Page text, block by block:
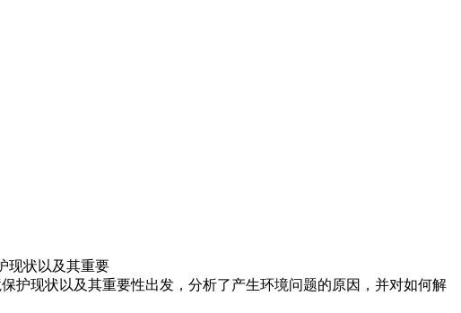
现状以及其重要
护现状以及其重要性出发，分析了产生环境问题的原因，并对如何解